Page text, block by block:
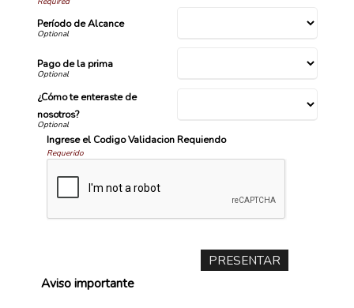
Período de Alcance
Pago de la prima
¿Cómo te enteraste de
nosotros?
Ingrese el Codigo Validacion Requiendo
Requerido
Aviso importante